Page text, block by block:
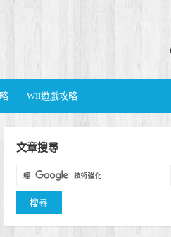
WII遊戲攻略
文章搜尋